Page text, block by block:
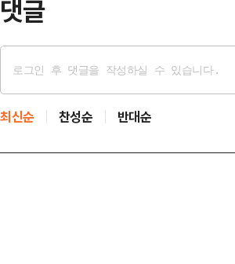
댓글
최신순 찬성순 반대순